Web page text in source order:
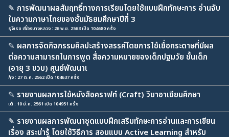
✎ การพัฒนาผลสัมฤทธิ์ทางการเรียนโดยใช้แบบฝึกทักษะการ อ่านจับ
ในความภาษาไทยของชั้นมัธยมศึกษาปีที่ 3
รุจิเรข เฟื่องบางหลวง : 26 พ.ย. 2563 เปิด 104680 ครั้ง
✎ ผลการจัดกิจกรรมศิลปะสร้างสรรค์โดยการใช้เยื่อกระดาษที่มีผล
ต่อความสามารถในการพูด สื่อความหมายของเด็กปฐมวัย ชั้นเด็ก
(อายุ 3 ขวบ) ศูนย์พัฒนาเ
กุ้ง : 27 ต.ค. 2562 เปิด 104637 ครั้ง
✎ รายงานผลการใช้หนังสือคราฟท์ (Craft) วิชาอาเซียนศึกษา
เต้ : 10 มี.ค. 2561 เปิด 104951 ครั้ง
✎ รายงานผลการพัฒนาชุดแบบฝึกเสริมทักษะการอ่านและการเขียน
เรื่อง สระน่ารู้ โดยใช้วิธีการ สอนแบบ Active Learning สำหรับ